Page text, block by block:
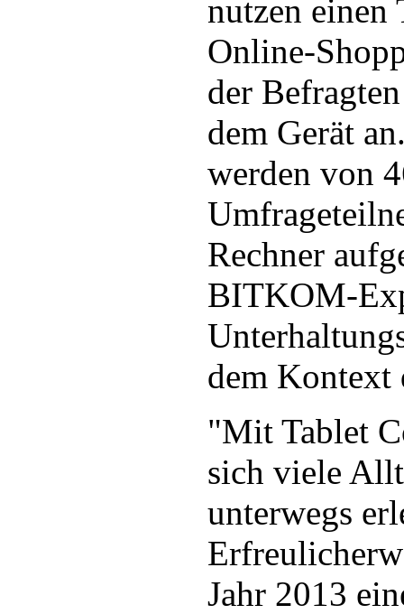
nutzen einen
Online-
der
dem Gerät
werden von
Rechner
BITKOM-
dem Kontext
"Mit Tablet
sich viele
unterwegs
Jahr 2013